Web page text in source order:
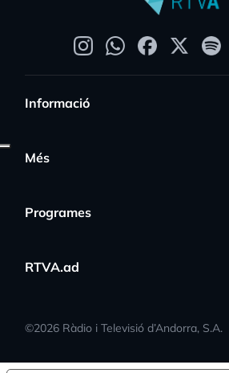
Informació
Més
Programes
RTVA.ad
©2026 Ràdio i Televisió d’Andorra, S.A.